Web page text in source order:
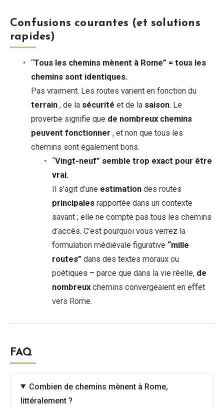
Confusions courantes (et solutions
rapides)
“Tous les chemins mènent à Rome” = tous les
chemins sont identiques.
Pas vraiment. Les routes varient en fonction du
terrain , de la sécurité et de la saison. Le
proverbe signifie que de nombreux chemins
peuvent fonctionner , et non que tous les
chemins sont également bons.
“Vingt-neuf” semble trop exact pour être
vrai.
Il s’agit d’une estimation des routes
principales rapportée dans un contexte
savant ; elle ne compte pas tous les chemins
d’accès. C’est pourquoi vous verrez la
formulation médiévale figurative “mille
routes” dans des textes moraux ou
poétiques – parce que dans la vie réelle, de
nombreux chemins convergeaient en effet
vers Rome.
FAQ
Combien de chemins mènent à Rome,
littéralement ?